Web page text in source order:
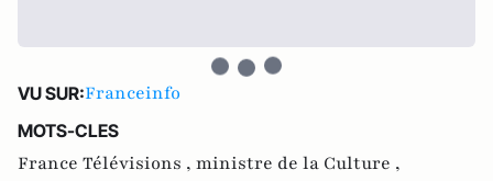
VU SUR:Franceinfo
MOTS-CLES
France Télévisions , ministre de la Culture ,